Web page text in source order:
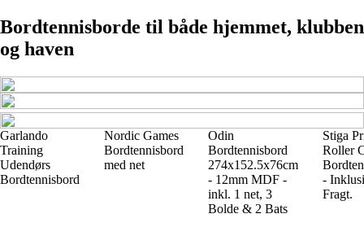
Bordtennisborde til både hjemmet, klubben
og haven
Garlando
Training
Udendørs
Bordtennisbord
Nordic Games
Bordtennisbord
med net
Odin
Bordtennisbord
274x152.5x76cm
- 12mm MDF -
inkl. 1 net, 3
Bolde & 2 Bats
Stiga
Roller
-
Fragt.